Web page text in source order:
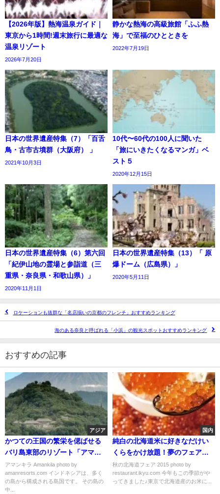
【2026年版】熱海温泉ガイド｜
東京から1時間!週末旅行に最適な
温泉リゾート
2026年7月20日
静かな熱海の高級旅館「ふふ熱
海」で至福のひとときを
2022年7月19日
日本の世界遺産特集（7）「百舌
鳥・古市古墳群（大阪府） 」
2021年10月3日
10代〜60代の100人に聞いた
「旅にいきたくなるマンガ」ベ
スト５
2020年12月15日
日本の世界遺産特集（6）第六回
「紀伊山地の霊場と参詣道（三
重県・奈良県・和歌山県）」
2020年11月1日
日本の世界遺産特集（13）「 原
爆ドーム（広島県）」
2020年5月11日
ロケーションも抜群な「名店揃いの京都のフレンチ」おすすめランキング
海のある奈良と呼ばれる「小浜」の観光スポットおすすめランキング
おすすめの記事
アジア
かつての王国の繁栄を偲ばせる
バリ島東部のリゾート「アマン
キラ」
アマンキラ Amankila photo by
amanresorts.com インドネシアは、多く
の島から構成される島国です。 その島の
中...
国内
純白の北海道米に好きなだけい
くらをかけ放題！夢のフェアが
９月１日よりスタート
秋の北海道フェア 2015 photo by
restaurant.ikyu.com 今年もこの季節がや
ってきました♪東京で北海道産のお米に...